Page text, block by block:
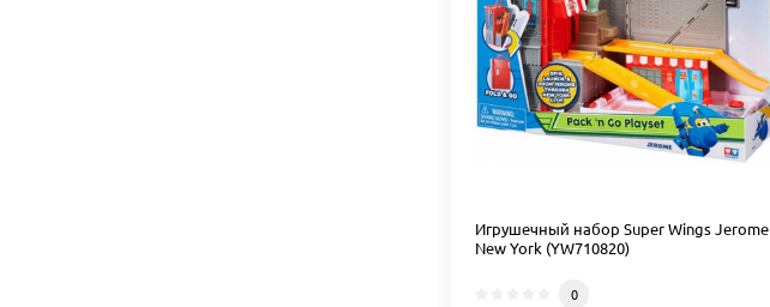
Игрушечный набор Super Wings Jerome
New York (YW710820)
0